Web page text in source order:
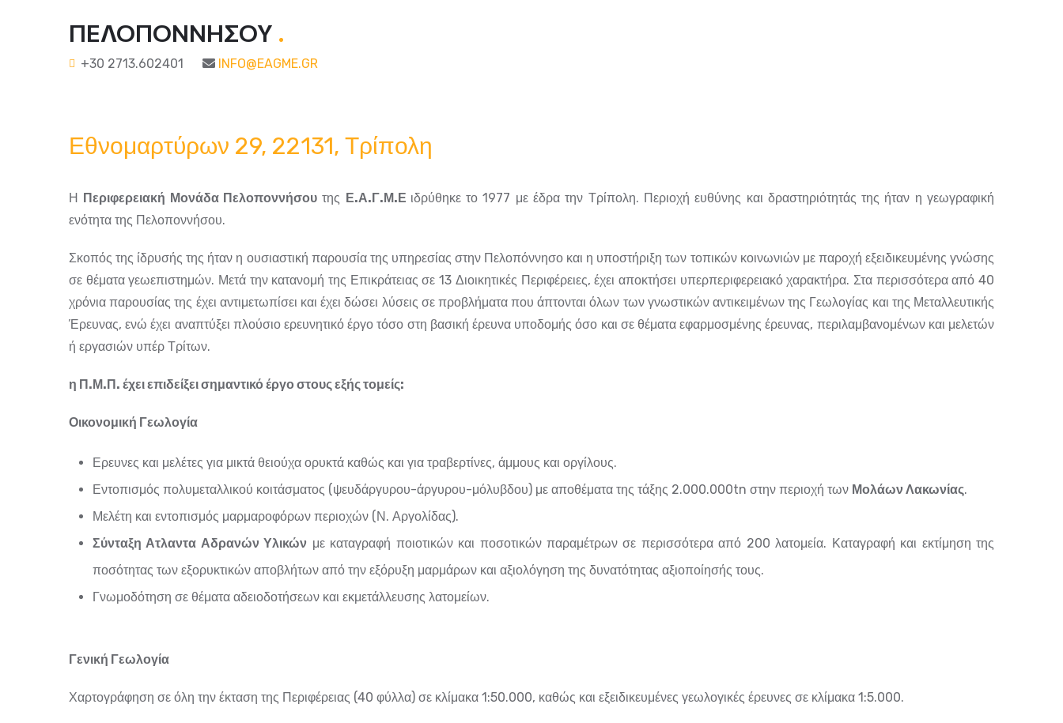
ΠΕΛΟΠΟΝΝΗΣΟΥ .
+30 2713.602401 INFO@EAGME.GR
Εθνομαρτύρων 29, 22131, Τρίπολη
Η Περιφερειακή Μονάδα Πελοποννήσουτης Ε.Α.Γ.Μ.Ε ιδρύθηκε το 1977 με έδρα την Τρίπολη. Περιοχή ευθύνης και δραστηριότητάς της ήταν η γεωγραφική
ενότητα της Πελοποννήσου.
Σκοπός της ίδρυσής της ήταν η ουσιαστική παρουσία της υπηρεσίας στην Πελοπόννησο και η υποστήριξη των τοπικών κοινωνιών με παροχή εξειδικευμένης γνώσης
σε θέματα γεωεπιστημών. Μετά την κατανομή της Επικράτειας σε 13 Διοικητικές Περιφέρειες, έχει αποκτήσει υπερπεριφερειακό χαρακτήρα. Στα περισσότερα από 40
χρόνια παρουσίας της έχει αντιμετωπίσει και έχει δώσει λύσεις σε προβλήματα που άπτονται όλων των γνωστικών αντικειμένων της Γεωλογίας και της Μεταλλευτικής
Έρευνας, ενώ έχει αναπτύξει πλούσιο ερευνητικό έργο τόσο στη βασική έρευνα υποδομής όσο και σε θέματα εφαρμοσμένης έρευνας, περιλαμβανομένων και μελετών
ή εργασιών υπέρ Τρίτων.
η Π.Μ.Π. έχει επιδείξει σημαντικό έργο στους εξής τομείς:
Οικονομική Γεωλογία
Ερευνες και μελέτες για μικτά θειούχα ορυκτά καθώς και για τραβερτίνες, άμμους και οργίλους.
Εντοπισμός πολυμεταλλικού κοιτάσματος (ψευδάργυρου-άργυρου-μόλυβδου) με αποθέματα της τάξης 2.000.000tn στην περιοχή των Μολάων Λακωνίας.
Μελέτη και εντοπισμός μαρμαροφόρων περιοχών (Ν. Αργολίδας).
Σύνταξη Ατλαντα Αδρανών Υλικών με καταγραφή ποιοτικών και ποσοτικών παραμέτρων σε περισσότερα από 200 λατομεία. Καταγραφή και εκτίμηση της
ποσότητας των εξορυκτικών αποβλήτων από την εξόρυξη μαρμάρων και αξιολόγηση της δυνατότητας αξιοποίησής τους.
Γνωμοδότηση σε θέματα αδειοδοτήσεων και εκμετάλλευσης λατομείων.
Γενική Γεωλογία
Χαρτογράφηση σε όλη την έκταση της Περιφέρειας (40 φύλλα) σε κλίμακα 1:50.000, καθώς και εξειδικευμένες γεωλογικές έρευνες σε κλίμακα 1:5.000.